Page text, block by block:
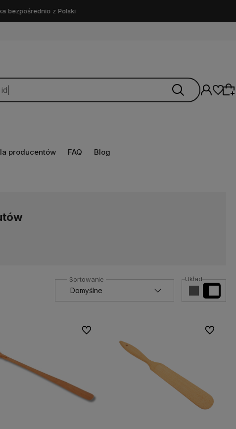
producentów FAQ Blog
Układ
Do ulubionych Do